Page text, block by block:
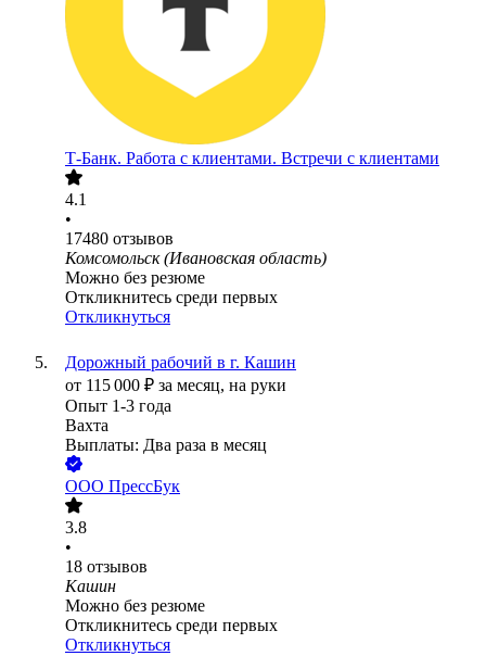
Т-Банк. Работа с клиентами. Встречи с клиентами
4.1
•
17480 отзывов
Комсомольск (Ивановская область)
Можно без резюме
Откликнитесь среди первых
Откликнуться
Дорожный рабочий в г. Кашин
от 115 000 ₽ за месяц, на руки
Опыт 1-3 года
Вахта
Выплаты: Два раза в месяц
ООО ПрессБук
3.8
•
18 отзывов
Кашин
Можно без резюме
Откликнитесь среди первых
Откликнуться